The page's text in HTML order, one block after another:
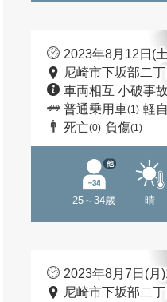
2023年8月12日(
尼崎市下坂部二
車両相互 小破事故
普通乗用車(1) 軽
死亡(0) 負傷(1)
25～34歳
他
晴
2023年8月7日(月
尼崎市下坂部二